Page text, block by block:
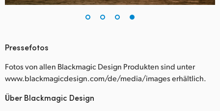
Pressefotos
Fotos von allen Blackmagic Design Produkten sind unter
www.blackmagicdesign.com/de/media/images erhältlich.
Über Blackmagic Design